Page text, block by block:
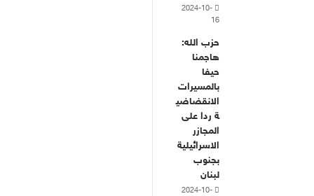
2024-10-
16
حزب الله:
هاجمنا
حيفا
بالمسيرات
الانقضاضي
ة ردا على
المجازر
الاسرائيلية
بجنوب
لبنان
2024-10-